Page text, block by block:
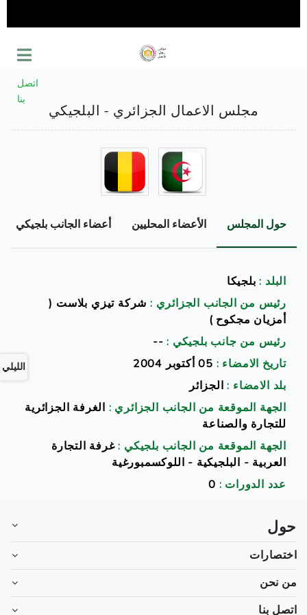
اتصل
بنا
مجلس الاعمال الجزائري - البلجيكي
حول المجلس الأعضاء المحليين أعضاء الجانب بلجيكي
البلد : بلجيكا
رئيس من الجانب الجزائري : شركة تيزي بلاست (
أمزيان مجكوح )
رئيس من جانب بلجيكي : --
تاريخ الامضاء :
بلد الامضاء : الجزائر
الجهة الموقعة من الجانب الجزائري : الغرفة الجزائرية
للتجارة والصناعة
الجهة الموقعة من الجانب بلجيكي :غرفة التجارة
العربية - البلجيكية - اللوكسمبورغية
عدد الدورات : 0
حول
اختصارات
من نحن
اتصل بنا
الليلي